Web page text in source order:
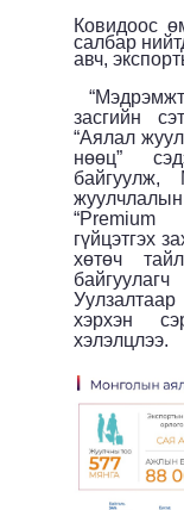
Ковидоос
салбар
авч,
засгийн
“Аялал
нөөц”
байгуулж,
“Premium
гүйцэтгэх
хөтөч
хэрхэн
хэлэлцлээ.